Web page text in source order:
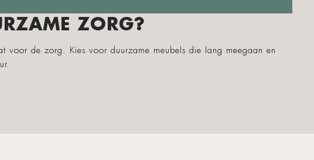
ZORG?
voor de zorg. Kies voor duurzame meubels die lang meegaan en